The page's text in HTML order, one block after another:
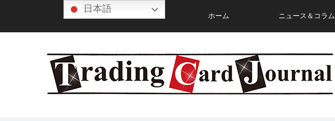
ホーム ニュース＆コラム
日本語